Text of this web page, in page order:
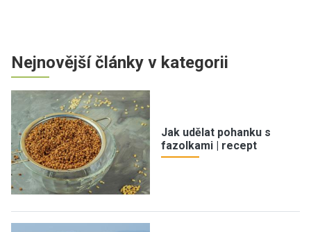
Nejnovější články v kategorii
Jak udělat pohanku s
fazolkami | recept